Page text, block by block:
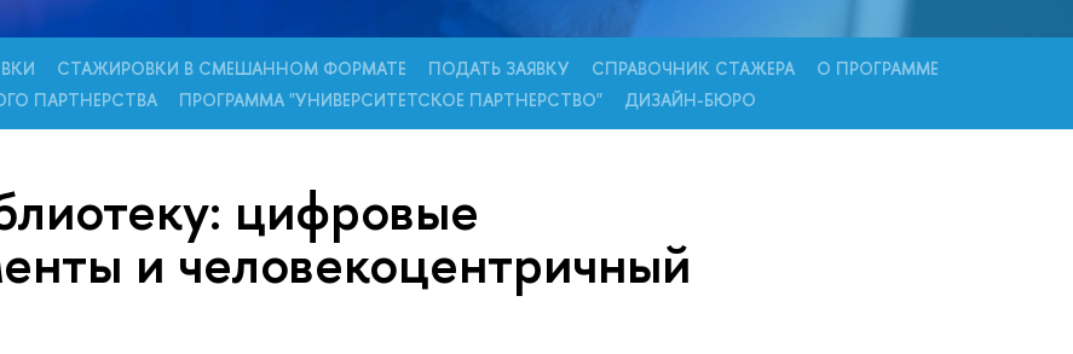
СТАЖИРОВКИ В СМЕШАННОМ ФОРМАТЕ ПОДАТЬ ЗАЯВКУ СПРАВОЧНИК СТАЖЕРА
О ПРОГРАММЕ
ПАРТНЕРСТВА
ПРОГРАММА "УНИВЕРСИТЕТСКОЕ ПАРТНЕРСТВО" ДИЗАЙН-БЮРО
цифровые
и человекоцентричный